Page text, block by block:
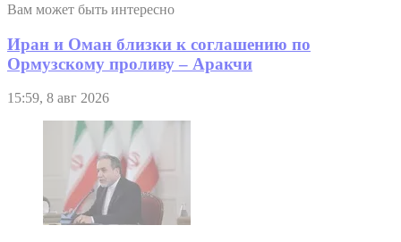
Вам может быть интересно
Иран и Оман близки к соглашению по
Ормузскому проливу – Аракчи
15:59, 8 авг 2026